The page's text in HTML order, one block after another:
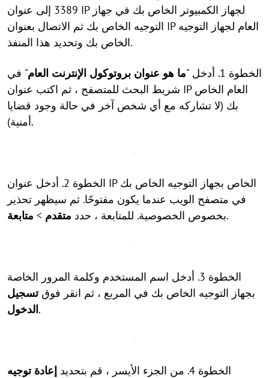
3389 إلى عنوان IP لجهاز الكمبيوتر الخاص بك في جهاز
التوجيه الخاص بك ثم الاتصال بعنوان IP العام لجهاز التوجيه
الخاص بك وتحديد هذا المنفذ.
الخطوة 1. أدخل " ما هو عنوان بروتوكول الإنترنت العام" في
شريط البحث للمتصفح ، ثم اكتب عنوان IP العام الخاص
بك (لا تشاركه مع أي شخص آخر في حالة وجود قضايا
أمنية).
الخطوة 2. أدخل عنوان IP الخاص بجهاز التوجيه الخاص بك
في متصفح الويب عندما يكون مفتوحًا. ثم سيظهر تحذير
بخصوص الخصوصية. للمتابعة ، حدد متقدم > متابعة .
الخطوة 3. أدخل اسم المستخدم وكلمة المرور الخاصة
بجهاز التوجيه الخاص بك في المربع ، ثم انقر فوق تسجيل
الدخول.
الخطوة 4. من الجزء الأيسر ، قم بتحديد
إعادة توجيه